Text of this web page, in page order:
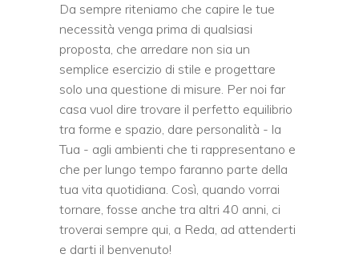
Da sempre riteniamo che capire le tue
necessità venga prima di qualsiasi
proposta, che arredare non sia un
semplice esercizio di stile e progettare
solo una questione di misure. Per noi far
casa vuol dire trovare il perfetto equilibrio
tra forme e spazio, dare personalità - la
Tua - agli ambienti che ti rappresentano e
che per lungo tempo faranno parte della
tua vita quotidiana. Così, quando vorrai
tornare, fosse anche tra altri 40 anni, ci
troverai sempre qui, a Reda, ad attenderti
e darti il benvenuto!